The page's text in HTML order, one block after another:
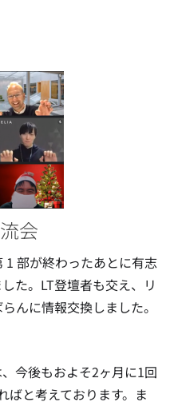
会
1 部が終わったあとに有志
た。LT登壇者も交え、リ
んに情報交換しました。
今後もおよそ2ヶ月に1回
ばと考えております。ま